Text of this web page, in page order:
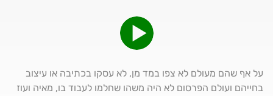
על אף שהם מעולם לא צפו במד מן, לא עסקו בכתיבה או עיצוב
בחייהם ועולם הפרסום לא היה משהו שחלמו לעבוד בו, מאיה ועוז